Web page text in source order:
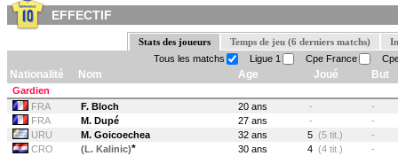
EFFECTIF
Stats des joueurs Temps de jeu (6 derniers matchs)
Tous les matchs
Ligue 1 Cpe France
Nationalité Nom Age Joué But
Gardien
FRA
F. Bloch 20 ans -
-
FRA
M. Dupé 27 ans -
-
URU
M. Goicoechea 32 ans 5 (5 tit.)
-
CRO
(L. Kalinic)* 30 ans 4 (4 tit.)
-